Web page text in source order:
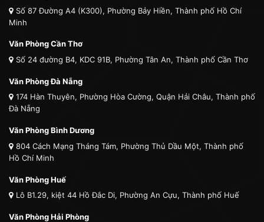
Số 87 Đường A4 (K300), Phường Bảy Hiền, Thành phố Hồ Chí
Minh
Văn Phòng Cần Thơ
Số 24 đường B4, KDC 91B, Phường Tân An, Thành phố Cần Thơ
Văn Phòng Đà Nẵng
174 Hàn Thuyên, Phường Hòa Cường, Quận Hải Châu, Thành phố
Đà Nẵng
Văn Phòng Bình Dương
804 Cách Mạng Tháng Tám, Phường Thủ Dầu Một, Thành phố
Hồ Chí Minh
Văn Phòng Huế
Lô B1.29, kiệt 44 Hồ Đắc Di, Phường An Cựu, Thành phố Huế
Văn Phòng Hải Phòng